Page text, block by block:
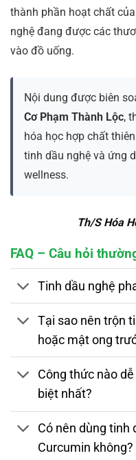
thành phần hoạt chất
nghệ đang được các
vào đồ uống.
Nội dung được biên
Cơ Phạm Thành Lộc,
hóa học hợp chất
tinh dầu nghệ và ứng
wellness.
Th/S Hóa
FAQ – Câu hỏi
Tinh dầu nghệ
Tại sao nên trộn
hoặc mật ong
Công thức nào
biệt nhất?
Có nên dùng tinh
Curcumin không?